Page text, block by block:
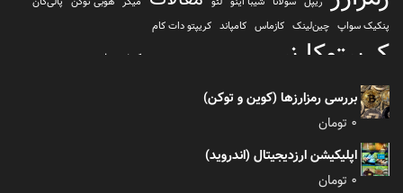
پنکیک سواپ چین‌لینک کازماس کامپاند کریپتو دات کام
کریپتوکارنسی کیف پول
کیف پول تراست والت
بررسی رمزارزها (کوین و توکن)
0 تومان
اپلیکیشن ارزدیجیتال (اندروید)
0 تومان